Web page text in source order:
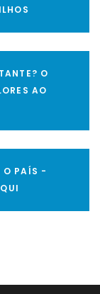
O
AO
O PAÍS -